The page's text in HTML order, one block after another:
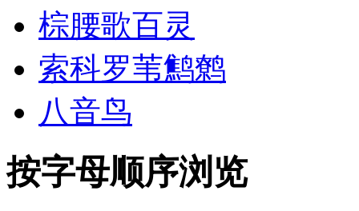
棕腰歌百灵
索科罗苇鹪鹩
八音鸟
按字母顺序浏览